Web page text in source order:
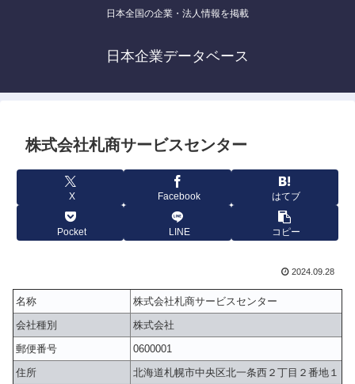
日本全国の企業・法人情報を掲載
日本企業データベース
株式会社札商サービスセンター
X Facebook はてブ
Pocket LINE コピー
2024.09.28
名称
株式会社札商サービスセンター
会社種別
株式会社
郵便番号
0600001
住所
北海道札幌市中央区北一条西２丁目２番地１